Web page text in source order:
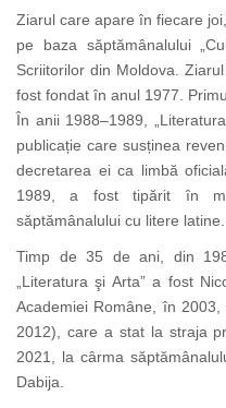
Ziarul care apare în fiecare
pe baza săptămânalului
Scriitorilor din Moldova.
fost fondat în anul 1977.
În anii 1988–1989,
publicație care susținea
decretarea ei ca limbă
1989, a fost tipărit în
săptămânalului cu litere latine.
Timp de 35 de ani, din
„Literatura şi Arta” a fost
Academiei Române, în
2012), care a stat la straja
2021, la cârma
Dabija.